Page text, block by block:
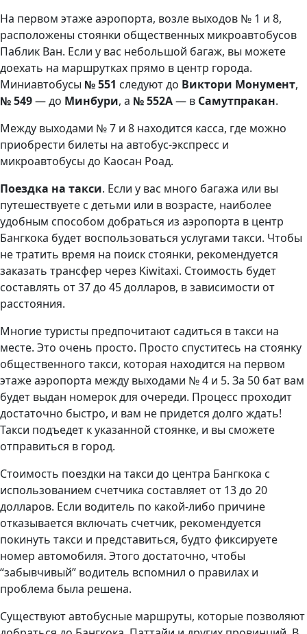
На первом этаже аэропорта, возле выходов № 1 и 8,
расположены стоянки общественных микроавтобусов
Паблик Ван. Если у вас небольшой багаж, вы можете
доехать на маршрутках прямо в центр города.
Миниавтобусы № 551 следуют до Виктори Монумент,
№ 549— до Минбури, а № 552А— в Самутпракан.
Между выходами № 7 и 8 находится касса, где можно
приобрести билеты на автобус-экспресс и
микроавтобусы до Каосан Роад.
Поездка на такси. Если у вас много багажа или вы
путешествуете с детьми или в возрасте, наиболее
удобным способом добраться из аэропорта в центр
Бангкока будет воспользоваться услугами такси. Чтобы
не тратить время на поиск стоянки, рекомендуется
заказать трансфер через Kiwitaxi. Стоимость будет
составлять от 37 до 45 долларов, в зависимости от
расстояния.
Многие туристы предпочитают садиться в такси на
месте. Это очень просто. Просто спуститесь на стоянку
общественного такси, которая находится на первом
этаже аэропорта между выходами № 4 и 5. За 50 бат вам
будет выдан номерок для очереди. Процесс проходит
достаточно быстро, и вам не придется долго ждать!
Такси подъедет к указанной стоянке, и вы сможете
отправиться в город.
Стоимость поездки на такси до центра Бангкока с
использованием счетчика составляет от 13 до 20
долларов. Если водитель по какой-либо причине
отказывается включать счетчик, рекомендуется
покинуть такси и представиться, будто фиксируете
номер автомобиля. Этого достаточно, чтобы
“забывчивый” водитель вспомнил о правилах и
проблема была решена.
Существуют автобусные маршруты, которые позволяют